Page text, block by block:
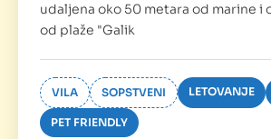
udaljena oko 50 metara od marine i
od plaže "Galik
VILA SOPSTVENI LETOVANJE
PET FRIENDLY